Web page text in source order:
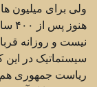
ولی برای میلیون
نیست و روزانه
سیستماتیک در
ریاست جمهوری هم